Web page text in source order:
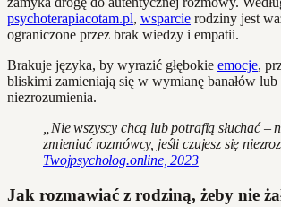
psychoterapiacotam.pl, wsparcie rodziny jest
ograniczone przez brak wiedzy i empatii.
Brakuje języka, by wyrazić głębokie emocje,
bliskimi zamieniają się w wymianę banałów lub
niezrozumienia.
„Nie wszyscy chcą lub potrafią słuchać –
zmieniać rozmówcy, jeśli czujesz się
Twojpsycholog.online, 2023
Jak rozmawiać z rodziną, żeby nie